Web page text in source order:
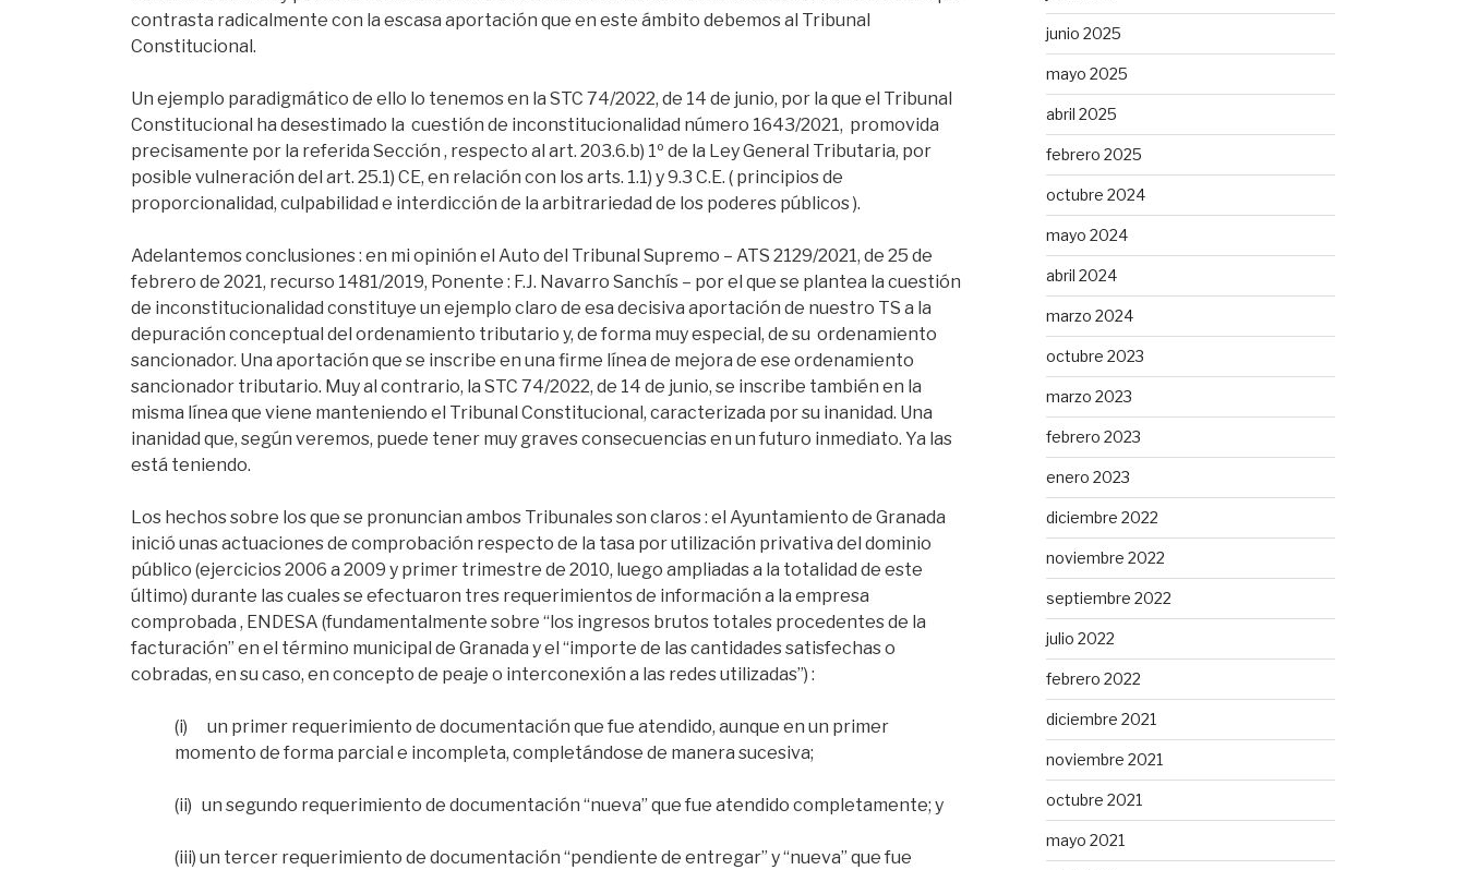
contrasta radicalmente con la escasa aportación que en este ámbito debemos al Tribunal
Constitucional.
Un ejemplo paradigmático de ello lo tenemos en la STC 74/2022, de 14 de junio, por la que el Tribunal
Constitucional ha desestimado la cuestión de inconstitucionalidad número 1643/2021, promovida
precisamente por la referida Sección , respecto al art. 203.6.b) 1º de la Ley General Tributaria, por
posible vulneración del art. 25.1) CE, en relación con los arts. 1.1) y 9.3 C.E. ( principios de
proporcionalidad, culpabilidad e interdicción de la arbitrariedad de los poderes públicos ).
Adelantemos conclusiones : en mi opinión el Auto del Tribunal Supremo – ATS 2129/2021, de 25 de
febrero de 2021, recurso 1481/2019, Ponente : F.J. Navarro Sanchís – por el que se plantea la cuestión
de inconstitucionalidad constituye un ejemplo claro de esa decisiva aportación de nuestro TS a la
depuración conceptual del ordenamiento tributario y, de forma muy especial, de su ordenamiento
sancionador. Una aportación que se inscribe en una firme línea de mejora de ese ordenamiento
sancionador tributario. Muy al contrario, la STC 74/2022, de 14 de junio, se inscribe también en la
misma línea que viene manteniendo el Tribunal Constitucional, caracterizada por su inanidad. Una
inanidad que, según veremos, puede tener muy graves consecuencias en un futuro inmediato. Ya las
está teniendo.
Los hechos sobre los que se pronuncian ambos Tribunales son claros : el Ayuntamiento de Granada
inició unas actuaciones de comprobación respecto de la tasa por utilización privativa del dominio
público (ejercicios 2006 a 2009 y primer trimestre de 2010, luego ampliadas a la totalidad de este
último) durante las cuales se efectuaron tres requerimientos de información a la empresa
comprobada , ENDESA (fundamentalmente sobre “los ingresos brutos totales procedentes de la
facturación” en el término municipal de Granada y el “importe de las cantidades satisfechas o
cobradas, en su caso, en concepto de peaje o interconexión a las redes utilizadas”) :
(i) un primer requerimiento de documentación que fue atendido, aunque en un primer
momento de forma parcial e incompleta, completándose de manera sucesiva;
(ii) un segundo requerimiento de documentación “nueva” que fue atendido completamente; y
(iii) un tercer requerimiento de documentación “pendiente de entregar” y “nueva” que fue
junio 2025
mayo 2025
abril 2025
febrero 2025
octubre 2024
mayo 2024
abril 2024
marzo 2024
octubre 2023
marzo 2023
febrero 2023
enero 2023
diciembre 2022
noviembre 2022
septiembre 2022
julio 2022
febrero 2022
diciembre 2021
noviembre 2021
octubre 2021
mayo 2021